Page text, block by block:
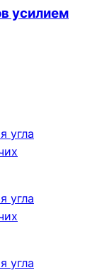
усилием